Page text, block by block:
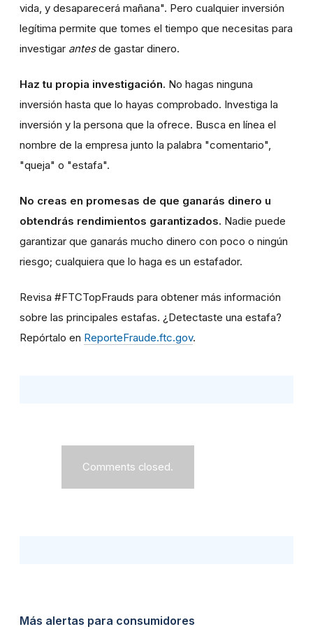
vida, y desaparecerá mañana". Pero cualquier inversión
legítima permite que tomes el tiempo que necesitas para
investigar antesde gastar dinero.
Haz tu propia investigación. No hagas ninguna
inversión hasta que lo hayas comprobado. Investiga la
inversión y la persona que la ofrece. Busca en línea el
nombre de la empresa junto la palabra "comentario",
"queja" o "estafa".
No creas en promesas de que ganarás dinero u
obtendrás rendimientos garantizados. Nadie puede
garantizar que ganarás mucho dinero con poco o ningún
riesgo; cualquiera que lo haga es un estafador.
Revisa #FTCTopFrauds para obtener más información
sobre las principales estafas. ¿Detectaste una estafa?
Repórtalo en ReporteFraude.ftc.gov.
Comments closed.
Más alertas para consumidores